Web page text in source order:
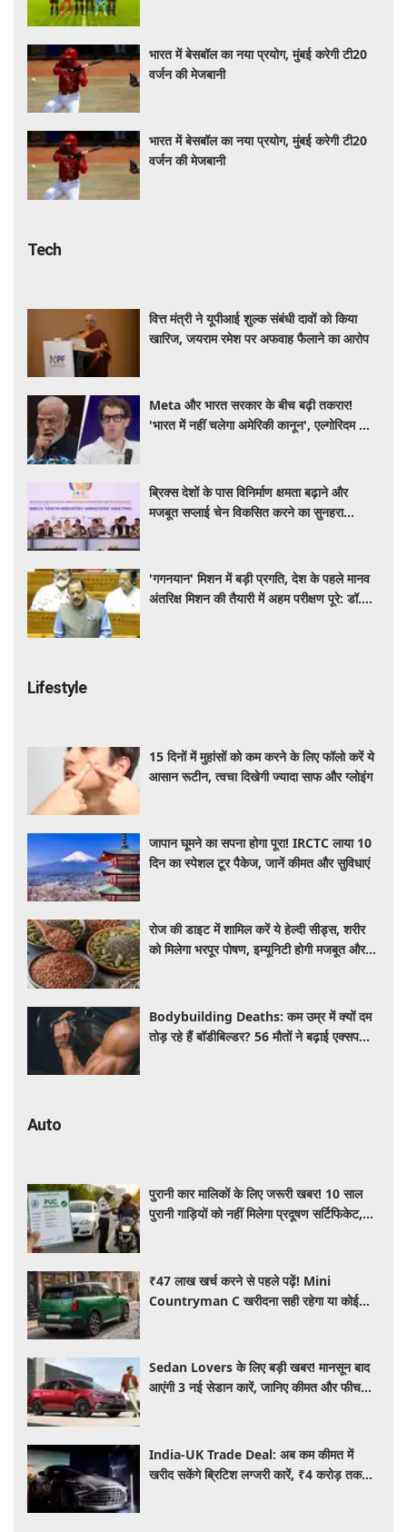
भारत में बेसबॉल का नया प्रयोग, मुंबई करेगी टी20
वर्जन की मेजबानी
भारत में बेसबॉल का नया प्रयोग, मुंबई करेगी टी20
वर्जन की मेजबानी
Tech
वित्त मंत्री ने यूपीआई शुल्क संबंधी दावों को किया
खारिज, जयराम रमेश पर अफवाह फैलाने का आरोप
Meta और भारत सरकार के बीच बढ़ी तकरार!
'भारत में नहीं चलेगा अमेरिकी कानून', एल्गोरिदम को
ब्रिक्स देशों के पास विनिर्माण क्षमता बढ़ाने और
मजबूत सप्लाई चेन विकसित करने का सुनहरा
'गगनयान' मिशन में बड़ी प्रगति, देश के पहले मानव
अंतरिक्ष मिशन की तैयारी में अहम परीक्षण पूरे: डॉ.
Lifestyle
15 दिनों में मुहांसों को कम करने के लिए फॉलो करें ये
आसान रूटीन, त्वचा दिखेगी ज्यादा साफ और ग्लोइंग
जापान घूमने का सपना होगा पूरा! IRCTC लाया 10
दिन का स्पेशल टूर पैकेज, जानें कीमत और सुविधाएं
रोज की डाइट में शामिल करें ये हेल्दी सीड्स, शरीर
को मिलेगा भरपूर पोषण, इम्यूनिटी होगी मजबूत और
Bodybuilding Deaths: कम उम्र में क्यों दम
तोड़ रहे हैं बॉडीबिल्डर? 56 मौतों ने बढ़ाई एक्सपर्ट्स
Auto
पुरानी कार मालिकों के लिए जरूरी खबर! 10 साल
पुरानी गाड़ियों को नहीं मिलेगा प्रदूषण सर्टिफिकेट,
₹47 लाख खर्च करने से पहले पढ़ें! Mini
Countryman C खरीदना सही रहेगा या कोई
Sedan Lovers के लिए बड़ी खबर! मानसून बाद
आएंगी 3 नई सेडान कारें, जानिए कीमत और फीचर्स
India-UK Trade Deal: अब कम कीमत में
खरीद सकेंगे ब्रिटिश लग्जरी कारें, ₹4 करोड़ तक